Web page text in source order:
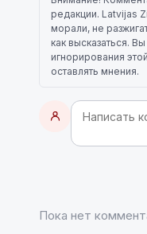
редакции. Latvijas
морали, не
как высказаться.
игнорирования
оставлять мнения.
Пока нет